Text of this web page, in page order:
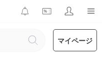
マイページ